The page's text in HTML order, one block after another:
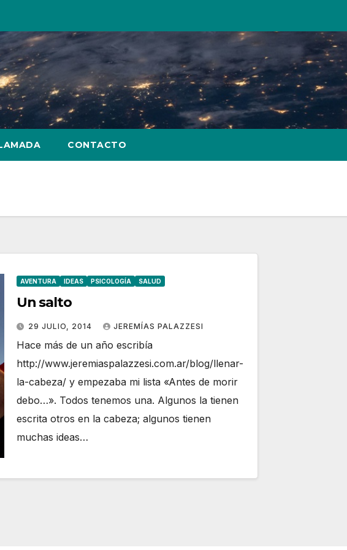
CONTACTO
AVENTURA IDEAS PSICOLOGÍA SALUD
Un salto
29 JULIO, 2014 JEREMÍAS PALAZZESI
Hace más de un año escribía
http://www.jeremiaspalazzesi.com.ar/blog/llenar-
la-cabeza/ y empezaba mi lista «Antes de morir
debo…». Todos tenemos una. Algunos la tienen
escrita otros en la cabeza; algunos tienen
muchas ideas…